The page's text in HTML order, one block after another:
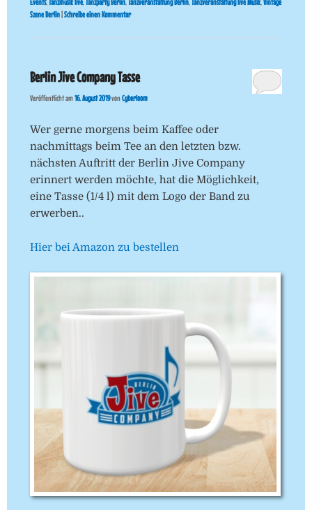
Events,Tanzmusik live,Tanzparty Berlin,Tanzveranstaltung Berlin,Tanzveranstaltung live Musik,Vintage
Szene Berlin Schreibe einen Kommentar
Berlin Jive Company Tasse
Veröffentlicht am16. August 2019vonCyberloom
Wer gerne morgens beim Kaffee oder
nachmittags beim Tee an den letzten bzw.
nächsten Auftritt der Berlin Jive Company
erinnert werden möchte, hat die Möglichkeit,
eine Tasse (1/4 l) mit dem Logo der Band zu
erwerben..
Hier bei Amazon zu bestellen